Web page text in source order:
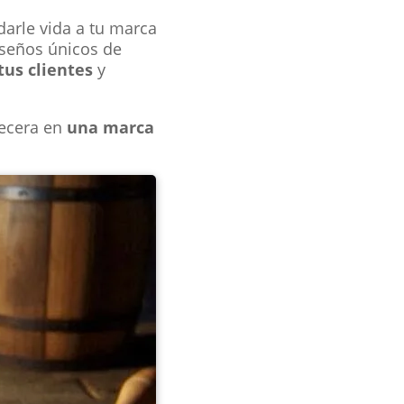
vida a tu marca
únicos de
clientesy
en una marca